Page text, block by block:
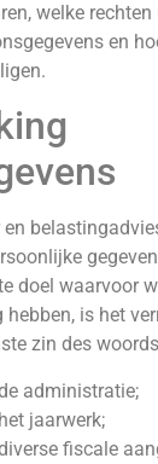
welke
en
doel waarvoor
is het
zin des
administratie;
jaarwerk;
fiscale